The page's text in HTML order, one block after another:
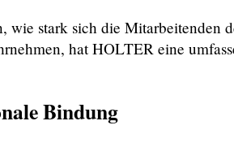
wie stark sich die Mitarbeitenden
hat HOLTER eine
Bindung